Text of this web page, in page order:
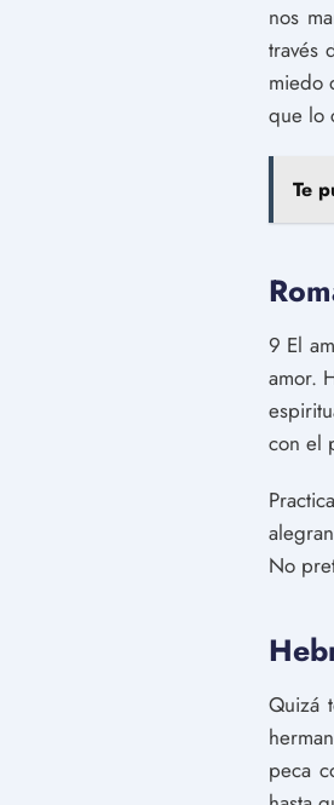
nos
través
miedo
que lo
Te
9 El
amor.
con el
No
Quizá
peca